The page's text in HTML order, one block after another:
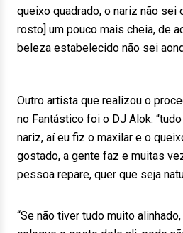
queixo quadrado, o nariz não sei
rosto] um pouco mais cheia, de
beleza estabelecido não sei
Outro artista que realizou o
no Fantástico foi o DJ Alok:
nariz, aí eu fiz o maxilar e o
gostado, a gente faz e muitas
pessoa repare, quer que seja
“Se não tiver tudo muito